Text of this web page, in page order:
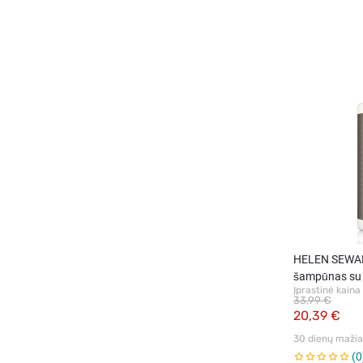
HELEN
šampūnas su
Įprastinė kaina
20,39 €
33,99 €
30 dienų
0